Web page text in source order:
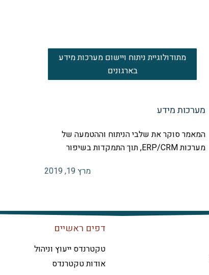
מתודולוגיית ניתוח ויישום מערכות מידע
בארגונים
מערכות מידע
המאמר סוקר את שלבי הניתוח וההטמעה של
מערכות ERP/CRM, תוך התמקדות בשיפור
מרץ 19, 2019
דפים ראשיים
טקטרנדס ייעוץ וניהול
אודות טקטרנדס